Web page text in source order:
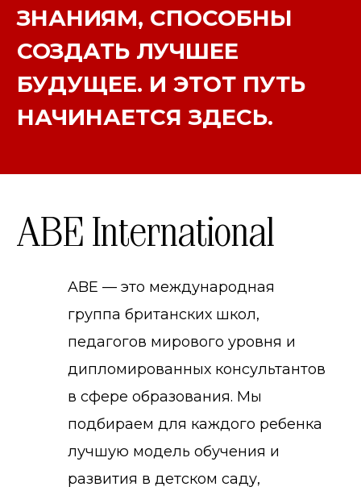
ЗНАНИЯМ, СПОСОБНЫ
СОЗДАТЬ ЛУЧШЕЕ
БУДУЩЕЕ. И ЭТОТ ПУТЬ
НАЧИНАЕТСЯ ЗДЕСЬ.
ABE International
ABE — это международная
группа британских школ,
педагогов мирового уровня и
дипломированных консультантов
в сфере образования. Мы
подбираем для каждого ребенка
лучшую модель обучения и
развития в детском саду,